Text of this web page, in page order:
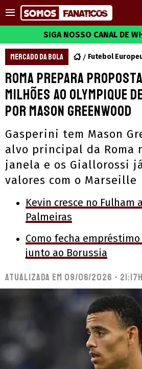
SIGA NOSSO CANAL DE
MERCADO DA BOLA Futebol
Roma prepara proposta
milhões ao Olympique
por Mason Greenwood
Gasperini tem Mason
alvo principal da Roma
janela e os Giallorossi
valores com o Marseille
Kevin cresce no Fulham
Palmeiras
Como fecha empréstimo
junto ao Borussia
Atualizada em 09/06/2026 -